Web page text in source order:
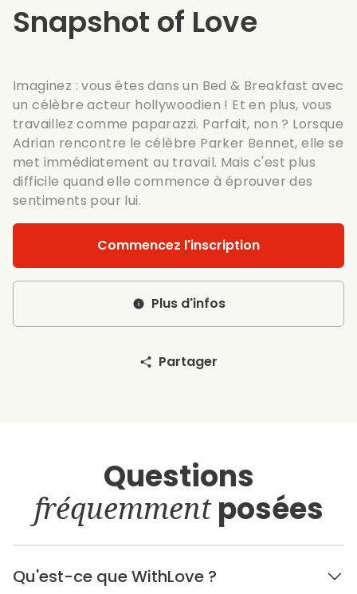
Snapshot of Love
Imaginez : vous êtes dans un Bed & Breakfast avec
un célèbre acteur hollywoodien ! Et en plus, vous
travaillez comme paparazzi. Parfait, non ? Lorsque
Adrian rencontre le célèbre Parker Bennet, elle se
met immédiatement au travail. Mais c'est plus
difficile quand elle commence à éprouver des
sentiments pour lui.
Commencez l'inscription
Plus d'infos
Partager
Questions
fréquemmentposées
Qu'est-ce que WithLove ?